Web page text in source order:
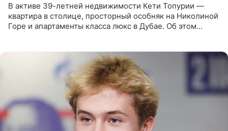
В активе 39-летней недвижимости Кети Топурии —
квартира в столице, просторный особняк на Николиной
Горе и апартаменты класса люкс в Дубае. Об этом